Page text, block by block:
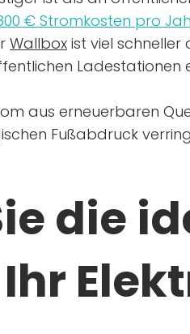
€ Stromkosten pro
Wallbox ist viel schneller
Ladestationen
aus erneuerbaren
Fußabdruck
die